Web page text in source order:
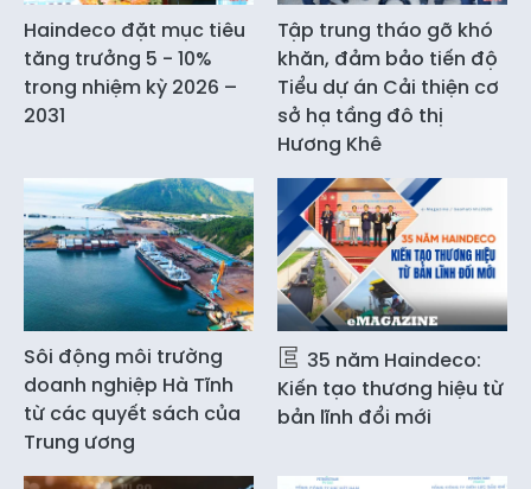
Haindeco đặt mục tiêu
tăng trưởng 5 - 10%
trong nhiệm kỳ 2026 –
2031
Tập trung tháo gỡ khó
khăn, đảm bảo tiến độ
Tiểu dự án Cải thiện cơ
sở hạ tầng đô thị
Hương Khê
Sôi động môi trường
doanh nghiệp Hà Tĩnh
từ các quyết sách của
Trung ương
35 năm Haindeco:
Kiến tạo thương hiệu từ
bản lĩnh đổi mới